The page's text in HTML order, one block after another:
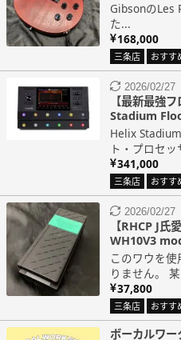
GibsonのLes
た...
168,000
三条店 おすす
2026/02/27
【最新最強
Stadium
Helix
ト・プロセッ
341,000
三条店 おすす
2026/02/27
【RHCP J
WH10V3
このワウを
りません。
37,800
三条店 おすす
ボーカルワ